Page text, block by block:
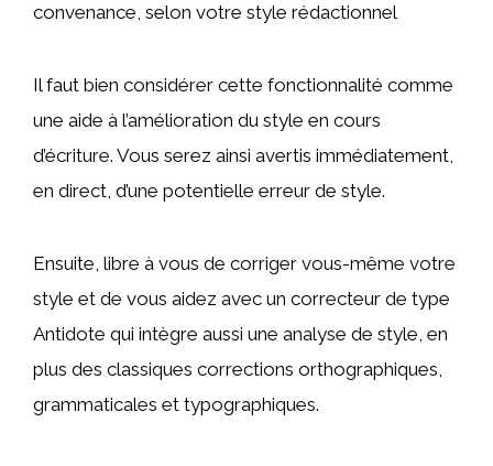
convenance, selon votre style rédactionnel
Il faut bien considérer cette fonctionnalité comme
une aide à l’amélioration du style en cours
d’écriture. Vous serez ainsi avertis immédiatement,
en direct, d’une potentielle erreur de style.
Ensuite, libre à vous de corriger vous-même votre
style et de vous aidez avec un correcteur de type
Antidote qui intègre aussi une analyse de style, en
plus des classiques corrections orthographiques,
grammaticales et typographiques.